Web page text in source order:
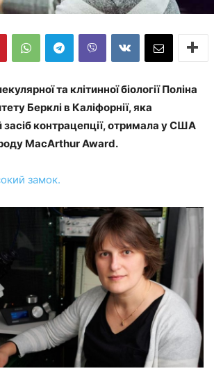
та клітинної біології Поліна
Берклі в Каліфорнії, яка
засіб контрацепції, отримала у США
MacArthur Award.
замок.